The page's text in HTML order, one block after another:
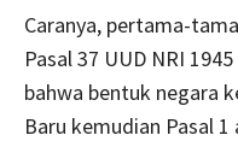
Caranya, pertama-
Pasal 37 UUD NRI
bahwa bentuk negara
Baru kemudian Pasal